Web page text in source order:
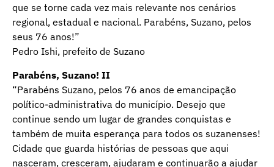
que se torne cada vez mais relevante nos cenários
regional, estadual e nacional. Parabéns, Suzano, pelos
seus 76 anos!”
Pedro Ishi, prefeito de Suzano
Parabéns, Suzano! II
“Parabéns Suzano, pelos 76 anos de emancipação
político-administrativa do município. Desejo que
continue sendo um lugar de grandes conquistas e
também de muita esperança para todos os suzanenses!
Cidade que guarda histórias de pessoas que aqui
nasceram, cresceram, ajudaram e continuarão a ajudar